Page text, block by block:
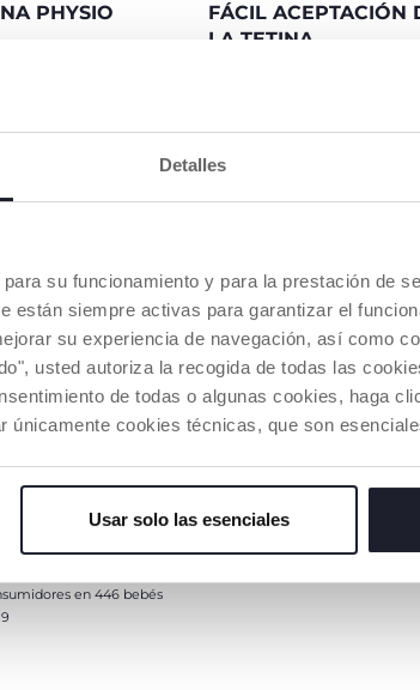
Detalles
su funcionamiento y para la prestación de
están siempre activas para garantizar el
su experiencia de navegación, así como
usted autoriza la recogida de todas las
de todas o algunas cookies, haga
únicamente cookies técnicas, que son
Usar solo las esenciales
PHYSIO
de la silicona
en silicona blanda
Soft Sense para
agradable
alimentación.
(lento, medio,
para
desarrollo del bebé.
en 446 bebés
FÁCIL ACEPTACIÓN
LA TETINA
de las madres.